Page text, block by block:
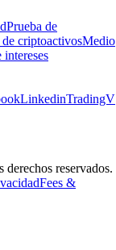
Prueba de
criptoactivosMedio
LinkedinTradingV
reservados.
Fees &